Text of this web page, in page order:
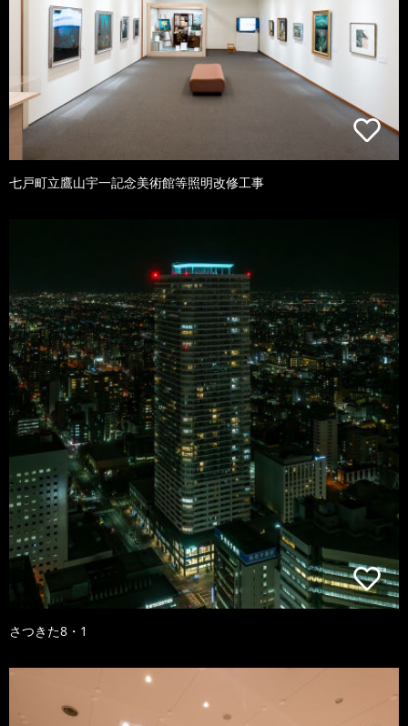
七戸町立鷹山宇一記念美術館等照明改修工事
さつきた8・1